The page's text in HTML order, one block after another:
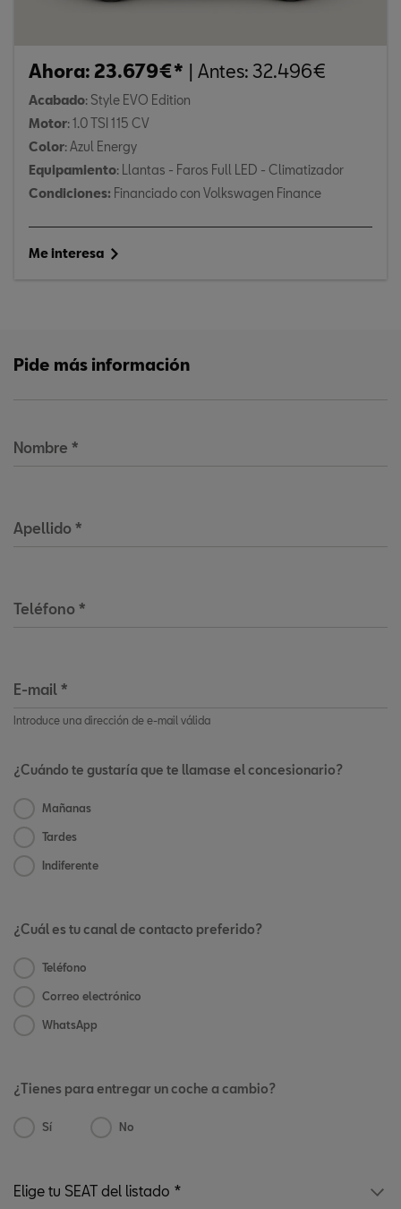
Ahora: 23.679€* | Antes: 32.496€
Acabado: Style EVO Edition
Motor: 1.0 TSI 115 CV
Color: Azul Energy
Equipamiento: Llantas - Faros Full LED - Climatizador
Condiciones: Financiado con Volkswagen Finance
Me interesa
Pide más información
Nombre *
Apellido *
Teléfono *
E-mail *
Introduce una dirección de e-mail válida
¿Cuándo te gustaría que te llamase el concesionario?
Mañanas
Tardes
Indiferente
¿Cuál es tu canal de contacto preferido?
Teléfono
Correo electrónico
WhatsApp
¿Tienes para entregar un coche a cambio?
Sí No